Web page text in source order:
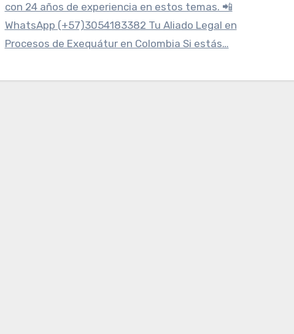
con 24 años de experiencia en estos temas. 📲
WhatsApp (+57)3054183382 Tu Aliado Legal en
Procesos de Exequátur en Colombia Si estás…